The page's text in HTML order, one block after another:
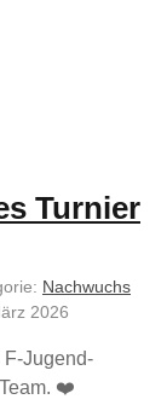
Turnier
Nachwuchs
2026
F-Jugend-
❤️